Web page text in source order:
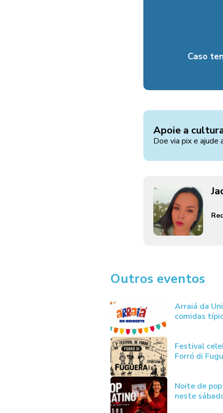
Caso
Apoie a
Doe via pix e ajude
Outros eventos
Arraiá da
comidas
Festival
Forró di
Noite de
neste